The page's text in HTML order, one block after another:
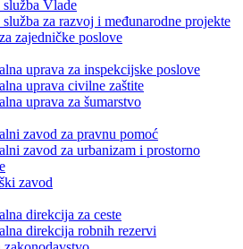
služba Vlade
služba za razvoj i međunarodne projekte
zajedničke poslove
uprava za inspekcijske poslove
uprava civilne zaštite
uprava za šumarstvo
zavod za pravnu pomoć
zavod za urbanizam i prostorno
zavod
direkcija za ceste
direkcija robnih rezervi